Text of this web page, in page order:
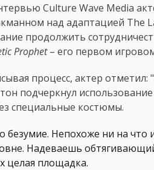
Culture Wave Media
над адаптацией The
продолжить
Prophet– его первом
процесс, актер отметил:
подчеркнул
специальные костюмы.
безумие. Непохоже ни на что
Надеваешь
целая площадка.